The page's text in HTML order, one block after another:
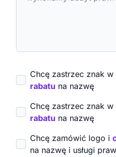
Chcę zastrzec znak w
rabatu na nazwę
Chcę zastrzec znak w
rabatu na nazwę
Chcę zamówić logo i
na nazwę i usługi